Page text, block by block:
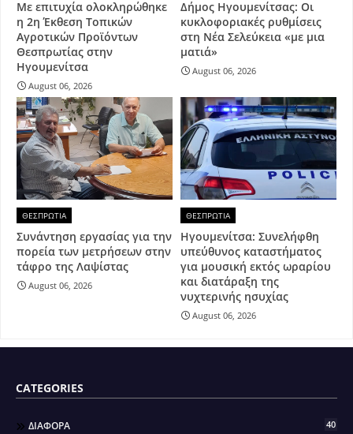
Με επιτυχία ολοκληρώθηκε
η 2η Έκθεση Τοπικών
Αγροτικών Προϊόντων
Θεσπρωτίας στην
Ηγουμενίτσα
August 06, 2026
Δήμος Ηγουμενίτσας: Οι
κυκλοφοριακές ρυθμίσεις
στη Νέα Σελεύκεια «με μια
ματιά»
August 06, 2026
ΘΕΣΠΡΩΤΙΑ
Συνάντηση εργασίας για την
πορεία των μετρήσεων στην
τάφρο της Λαψίστας
August 06, 2026
ΘΕΣΠΡΩΤΙΑ
Ηγουμενίτσα: Συνελήφθη
υπεύθυνος καταστήματος
για μουσική εκτός ωραρίου
και διατάραξη της
νυχτερινής ησυχίας
August 06, 2026
CATEGORIES
ΔΙΑΦΟΡΑ 40